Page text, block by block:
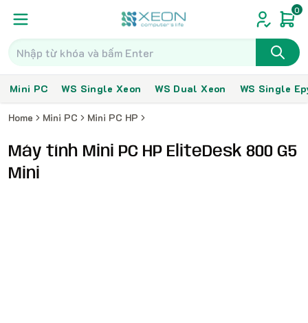
0
Mini PC WS Single Xeon WS Dual Xeon WS Single
Home Mini PC Mini PC HP
Máy tính Mini PC HP EliteDesk 800 G5
Mini